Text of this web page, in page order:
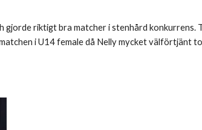
gjorde riktigt bra matcher i stenhård
i U14 female då Nelly mycket välförtjänt